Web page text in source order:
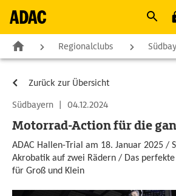
Regionalclubs
Zurück zur Übersicht
Südbayern | 04.12.2024
Motorrad-Action für die
ADAC Hallen-Trial am 18. Januar 2025 /
Akrobatik auf zwei Rädern / Das
für Groß und Klein